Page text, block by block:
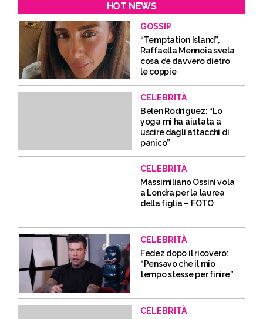
HOT NEWS
GOSSIP
“Temptation Island”,
Raffaella Mennoia svela
cosa c’è davvero dietro
le coppie
CELEBRITÀ
Belen Rodriguez: “Lo
yoga mi ha aiutata a
uscire dagli attacchi di
panico”
CELEBRITÀ
Massimiliano Ossini vola
a Londra per la laurea
della figlia – FOTO
CELEBRITÀ
Fedez dopo il ricovero:
“Pensavo che il mio
tempo stesse per finire”
CELEBRITÀ